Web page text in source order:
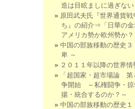
造は目眩ましに過ぎない
原田武夫氏『世界通貨
ち』の紹介⇒「日華の金
アメリカ勢か欧州勢か？
中国の部族移動の歴史
卑 ～
２０１１年以降の世界情
「超国家・超市場論
争開始 ～私権闘争・掠
揚・統合するのか？～
中国の部族移動の歴史